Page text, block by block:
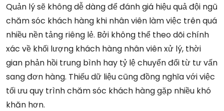
Quản lý sẽ không dễ dàng để đánh giá hiệu quả đội ngũ
chăm sóc khách hàng khi nhân viên làm việc trên quá
nhiều nền tảng riêng lẻ. Bởi không thể theo dõi chính
xác về khối lượng khách hàng nhân viên xử lý, thời
gian phản hồi trung bình hay tỷ lệ chuyển đổi từ tư vấn
sang đơn hàng. Thiếu dữ liệu cũng đồng nghĩa với việc
tối ưu quy trình chăm sóc khách hàng gặp nhiều khó
khăn hơn.